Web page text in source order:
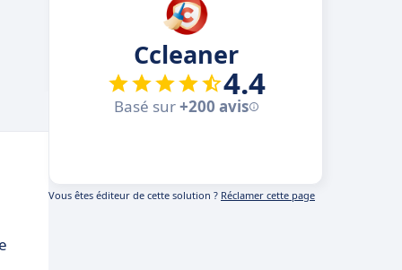
Ccleaner
4.4
Basé sur+200 avis
Vous êtes éditeur de cette solution ? Réclamer cette page